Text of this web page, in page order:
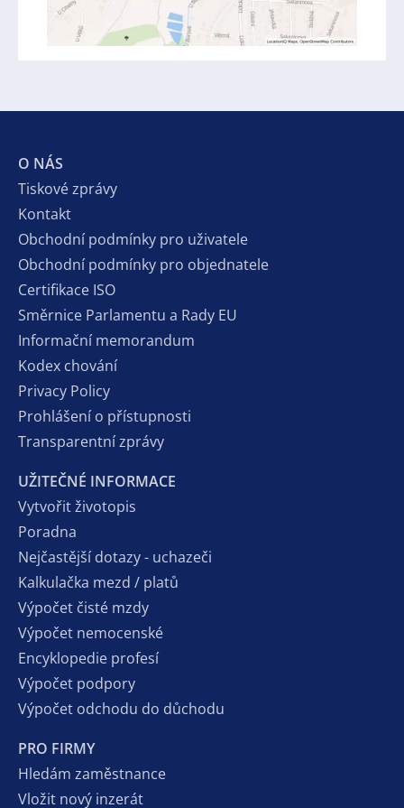
O NÁS
Tiskové zprávy
Kontakt
Obchodní podmínky pro uživatele
Obchodní podmínky pro objednatele
Certifikace ISO
Směrnice Parlamentu a Rady EU
Informační memorandum
Kodex chování
Privacy Policy
Prohlášení o přístupnosti
Transparentní zprávy
UŽITEČNÉ INFORMACE
Vytvořit životopis
Poradna
Nejčastější dotazy - uchazeči
Kalkulačka mezd / platů
Výpočet čisté mzdy
Výpočet nemocenské
Encyklopedie profesí
Výpočet podpory
Výpočet odchodu do důchodu
PRO FIRMY
Hledám zaměstnance
Vložit nový inzerát